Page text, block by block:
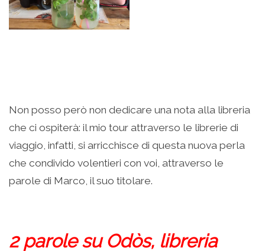
Non posso però non dedicare una nota alla libreria
che ci ospiterà: il mio tour attraverso le librerie di
viaggio, infatti, si arricchisce di questa nuova perla
che condivido volentieri con voi, attraverso le
parole di Marco, il suo titolare.
2 parole su Odòs, libreria